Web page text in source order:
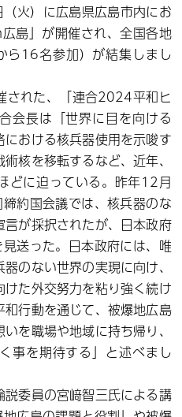
火）に広島県広島市内にお
島」が開催され、全国各地
16名参加）が結集しまし
された、「連合2024平和ヒ
会長は「世界に目を向ける
おける核兵器使用を示唆す
核を移転するなど、近年、
どに迫っている。昨年12月
約国会議では、核兵器のな
が採択されたが、日本政府
送った。日本政府には、唯
のない世界の実現に向け、
た外交努力を粘り強く続け
行動を通じて、被爆地広島
を職場や地域に持ち帰り、
事を期待する」と述べまし
委員の宮﨑智三氏による講